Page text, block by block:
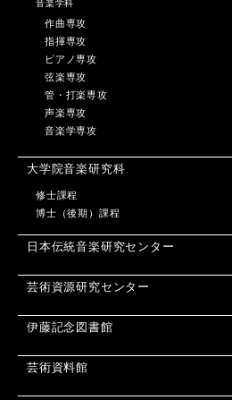
音楽学科
作曲専攻
指揮専攻
ピアノ専攻
弦楽専攻
管・打楽専攻
声楽専攻
音楽学専攻
大学院音楽研究科
修士課程
博士（後期）課程
日本伝統音楽研究センター
芸術資源研究センター
伊藤記念図書館
芸術資料館